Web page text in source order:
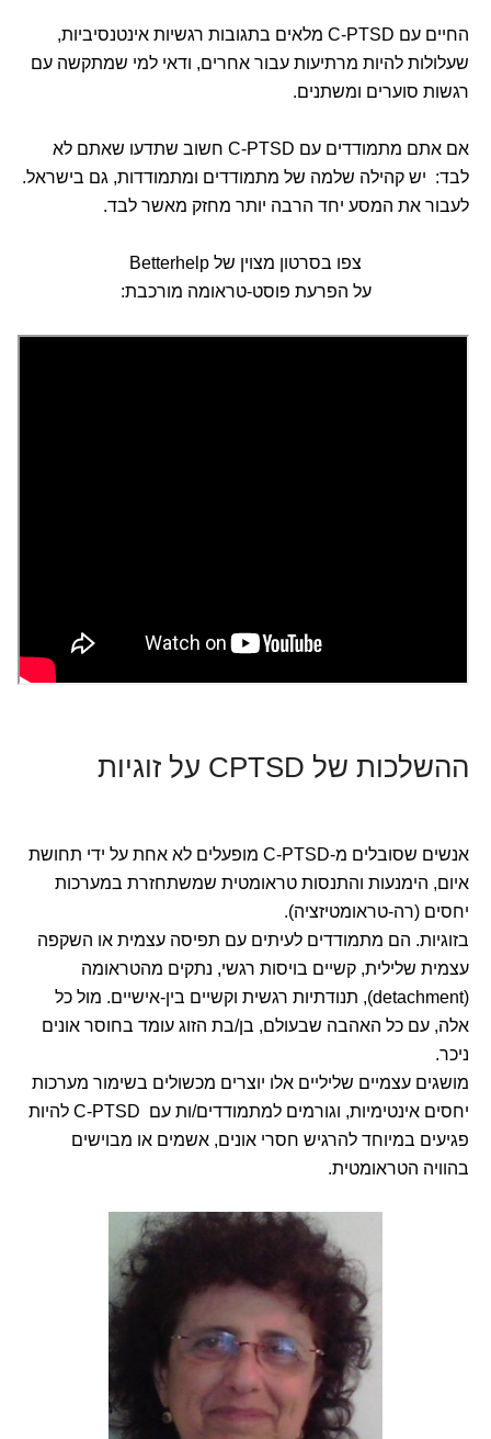
החיים עם C-PTSD מלאים בתגובות רגשיות אינטנסיביות,
שעלולות להיות מרתיעות עבור אחרים, ודאי למי שמתקשה עם
רגשות סוערים ומשתנים.
אם אתם מתמודדים עם C-PTSD חשוב שתדעו שאתם לא
לבד: יש קהילה שלמה של מתמודדים ומתמודדות, גם בישראל.
לעבור את המסע יחד הרבה יותר מחזק מאשר לבד.
צפו בסרטון מצוין של Betterhelp
על הפרעת פוסט-טראומה מורכבת:
ההשלכות של CPTSD על זוגיות
אנשים שסובלים מ-C-PTSD מופעלים לא אחת על ידי תחושת
איום, הימנעות והתנסות טראומטית שמשתחזרת במערכות
יחסים (רה-טראומטיזציה).
בזוגיות. הם מתמודדים לעיתים עם תפיסה עצמית או השקפה
עצמית שלילית, קשיים בויסות רגשי, נתקים מהטראומה
(detachment), תנודתיות רגשית וקשיים בין-אישיים. מול כל
אלה, עם כל האהבה שבעולם, בן/בת הזוג עומד בחוסר אונים
ניכר.
מושגים עצמיים שליליים אלו יוצרים מכשולים בשימור מערכות
יחסים אינטימיות, וגורמים למתמודדים/ות עם C-PTSD להיות
פגיעים במיוחד להרגיש חסרי אונים, אשמים או מבוישים
בהוויה הטראומטית.